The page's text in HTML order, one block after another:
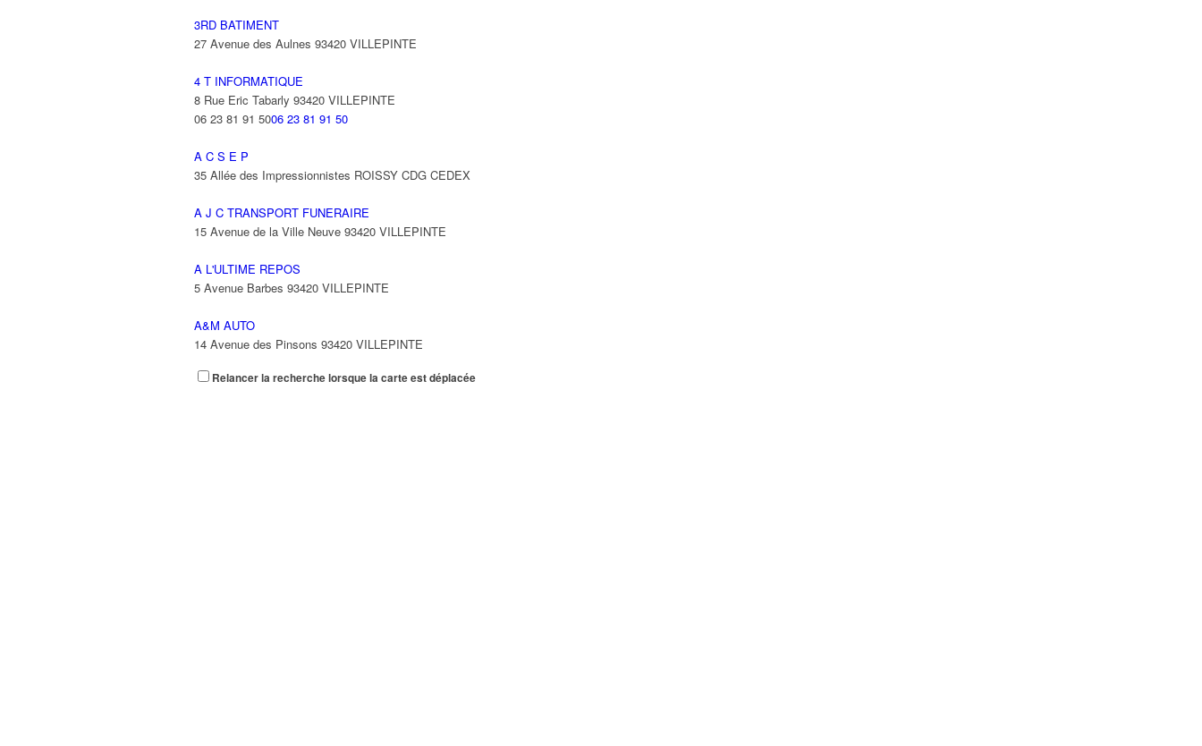
3RD BATIMENT
27 Avenue des Aulnes 93420 VILLEPINTE
4 T INFORMATIQUE
8 Rue Eric Tabarly 93420 VILLEPINTE
06 23 81 91 5006 23 81 91 50
A C S E P
35 Allée des Impressionnistes ROISSY CDG CEDEX
A J C TRANSPORT FUNERAIRE
15 Avenue de la Ville Neuve 93420 VILLEPINTE
A L'ULTIME REPOS
5 Avenue Barbes 93420 VILLEPINTE
A&M AUTO
14 Avenue des Pinsons 93420 VILLEPINTE
A&N EXPORTS LTD
Relancer la recherche lorsque la carte est déplacée